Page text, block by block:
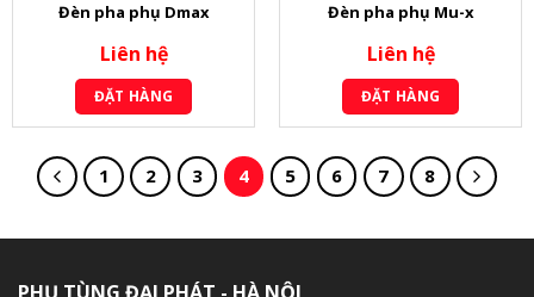
Đèn pha phụ Dmax
Liên hệ
ĐẶT HÀNG
Đèn pha phụ Mu-x
Liên hệ
ĐẶT HÀNG
1 2 3 4 5 6 7 8